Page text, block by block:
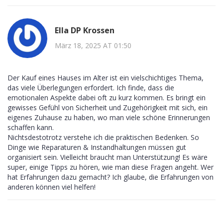
Ella DP Krossen
März 18, 2025 AT 01:50
Der Kauf eines Hauses im Alter ist ein vielschichtiges Thema,
das viele Überlegungen erfordert. Ich finde, dass die
emotionalen Aspekte dabei oft zu kurz kommen. Es bringt ein
gewisses Gefühl von Sicherheit und Zugehörigkeit mit sich, ein
eigenes Zuhause zu haben, wo man viele schöne Erinnerungen
schaffen kann.
Nichtsdestotrotz verstehe ich die praktischen Bedenken. So
Dinge wie Reparaturen & Instandhaltungen müssen gut
organisiert sein. Vielleicht braucht man Unterstützung! Es wäre
super, einige Tipps zu hören, wie man diese Fragen angeht. Wer
hat Erfahrungen dazu gemacht? Ich glaube, die Erfahrungen von
anderen können viel helfen!